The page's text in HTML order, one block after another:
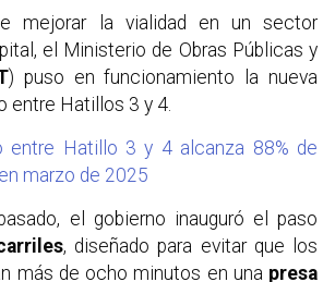
mejorar la vialidad en un sector
el Ministerio de Obras Públicas y
) puso en funcionamiento la nueva
entre Hatillos 3 y 4.
entre Hatillo 3 y 4 alcanza 88% de
marzo de 2025
el gobierno inauguró el paso
, diseñado para evitar que los
más de ocho minutos en una presa